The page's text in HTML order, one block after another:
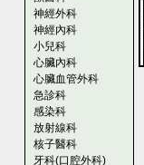
神經外科
神經內科
小兒科
心臟內科
心臟血管外科
急診科
感染科
放射線科
核子醫科
牙科(口腔外科)